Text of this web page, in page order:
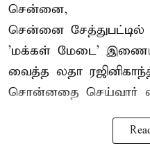
சென்னை,
சென்னை சேத்துபட்டில்
'மக்கள் மேடை'
வைத்த லதா
சொன்னதை செய்வார்